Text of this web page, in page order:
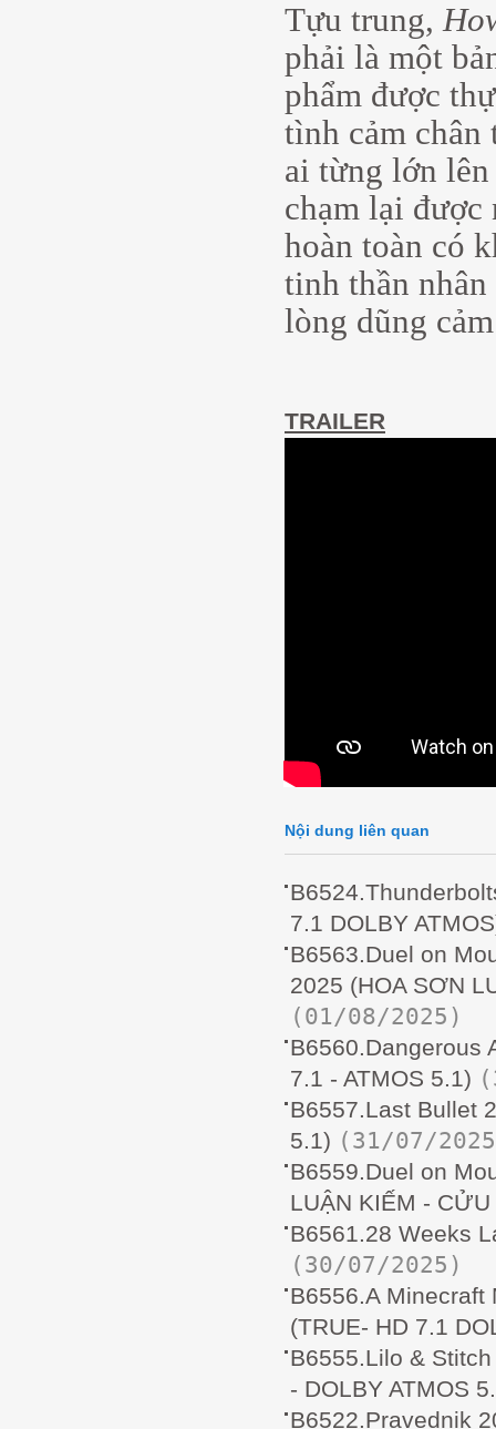
Tựu trung,
phải là một
phẩm được
tình cảm chân
ai từng lớn
chạm lại
hoàn toàn có
tinh thần
lòng dũng
TRAILER
Nội dung liên quan
7.1 DOLBY
B6563.Duel on
2025 (HOA SƠN
(01/08/2025)
B6560.Dangerous
7.1 - ATMOS 5.1)
B6557.Last Bullet
5.1) (31/07/
B6559.Duel on
LUẬN KIẾM -
B6561.28 Weeks
(30/07/2025)
B6556.A Minecraft
(TRUE- HD 7.1
B6555.Lilo &
- DOLBY ATMOS
B6522.Pravednik